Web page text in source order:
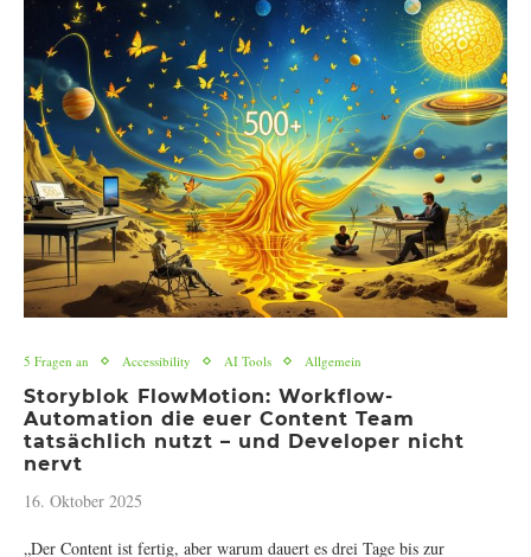
5 Fragen an Accessibility AI Tools Allgemein
Storyblok FlowMotion: Workflow-
Automation die euer Content Team
tatsächlich nutzt – und Developer nicht
nervt
16. Oktober 2025
„Der Content ist fertig, aber warum dauert es drei Tage bis zur